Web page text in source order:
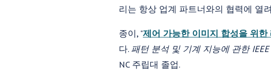
리는 항상 업계 파트너와의 협력에 열
종이, "제어 가능한 이미지 합성을 위
다. 패턴 분석 및 기계 지능에 관한
NC 주립대 졸업.